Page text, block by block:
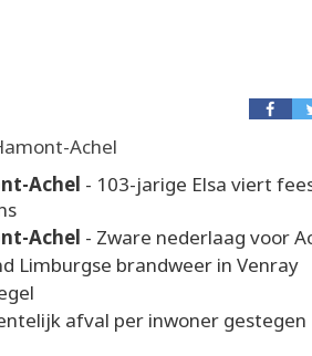
Achel
Achel - 103-jarige Elsa viert
Achel - Zware nederlaag voor
Limburgse brandweer in Venray
afval per inwoner gestegen